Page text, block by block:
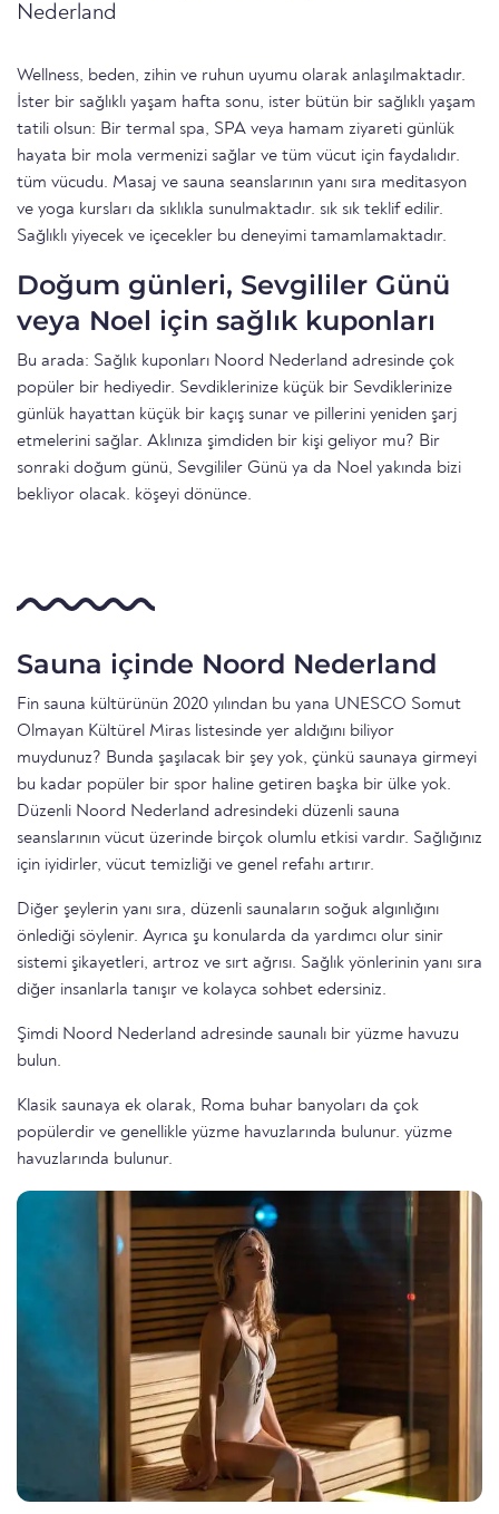
Nederland
Wellness, beden, zihin ve ruhun uyumu olarak anlaşılmaktadır.
İster bir sağlıklı yaşam hafta sonu, ister bütün bir sağlıklı yaşam
tatili olsun: Bir termal spa, SPA veya hamam ziyareti günlük
hayata bir mola vermenizi sağlar ve tüm vücut için faydalıdır.
tüm vücudu. Masaj ve sauna seanslarının yanı sıra meditasyon
ve yoga kursları da sıklıkla sunulmaktadır. sık sık teklif edilir.
Sağlıklı yiyecek ve içecekler bu deneyimi tamamlamaktadır.
Doğum günleri, Sevgililer Günü
veya Noel için sağlık kuponları
Bu arada: Sağlık kuponları Noord Nederland adresinde çok
popüler bir hediyedir. Sevdiklerinize küçük bir Sevdiklerinize
günlük hayattan küçük bir kaçış sunar ve pillerini yeniden şarj
etmelerini sağlar. Aklınıza şimdiden bir kişi geliyor mu? Bir
sonraki doğum günü, Sevgililer Günü ya da Noel yakında bizi
bekliyor olacak. köşeyi dönünce.
Sauna içinde Noord Nederland
Fin sauna kültürünün 2020 yılından bu yana UNESCO Somut
Olmayan Kültürel Miras listesinde yer aldığını biliyor
muydunuz? Bunda şaşılacak bir şey yok, çünkü saunaya girmeyi
bu kadar popüler bir spor haline getiren başka bir ülke yok.
Düzenli Noord Nederland adresindeki düzenli sauna
seanslarının vücut üzerinde birçok olumlu etkisi vardır. Sağlığınız
için iyidirler, vücut temizliği ve genel refahı artırır.
Diğer şeylerin yanı sıra, düzenli saunaların soğuk algınlığını
önlediği söylenir. Ayrıca şu konularda da yardımcı olur sinir
sistemi şikayetleri, artroz ve sırt ağrısı. Sağlık yönlerinin yanı sıra
diğer insanlarla tanışır ve kolayca sohbet edersiniz.
Şimdi Noord Nederland adresinde saunalı bir yüzme havuzu
bulun.
Klasik saunaya ek olarak, Roma buhar banyoları da çok
popülerdir ve genellikle yüzme havuzlarında bulunur. yüzme
havuzlarında bulunur.